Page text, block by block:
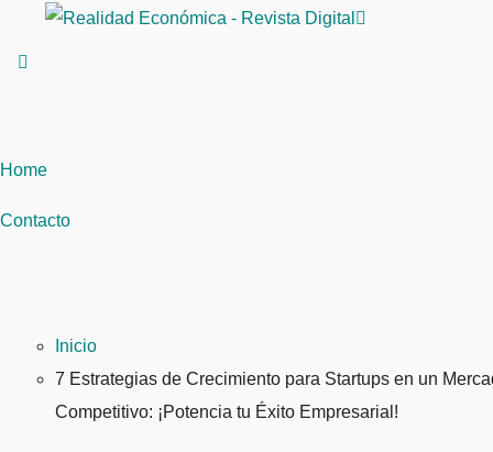
Home
Contacto
Inicio
7 Estrategias de Crecimiento para Startups en un
Competitivo: ¡Potencia tu Éxito Empresarial!